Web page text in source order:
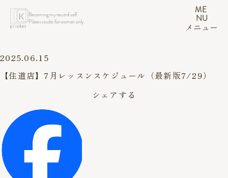
Becoming my neutral self.
Pilates studio for women only.
ME
NU
メニュー
2025.06.15
【住道店】7月レッスンスケジュール（最新版7/29）
シェアする